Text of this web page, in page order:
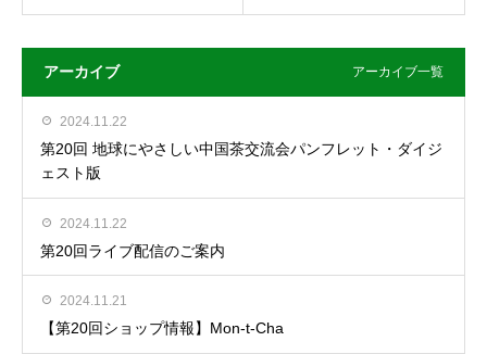
アーカイブ アーカイブ一覧
2024.11.22
第20回 地球にやさしい中国茶交流会パンフレット・ダイジ
ェスト版
2024.11.22
第20回ライブ配信のご案内
2024.11.21
【第20回ショップ情報】Mon-t-Cha